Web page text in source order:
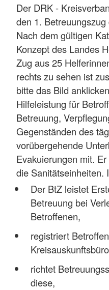
Der DRK -
den 1.
Nach dem gültigen
Konzept des Landes
Zug aus 25
rechts zu sehen ist
bitte das Bild
Hilfeleistung für
Betreuung,
Gegenständen des
vorübergehende
Evakuierungen mit.
die Sanitätseinheiten.
Der BtZ leistet
Betreuung bei
Betroffenen,
registriert
richtet
diese,